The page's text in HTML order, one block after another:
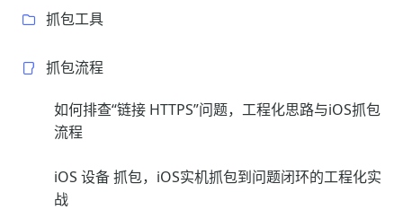
抓包工具
抓包流程
如何排查“链接 HTTPS”问题，工程化思路与iOS抓包
流程
iOS 设备 抓包，iOS实机抓包到问题闭环的工程化实
战